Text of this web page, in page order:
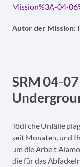
Mission%3A-04-
Autor der Mission:
SRM 04-
Tödliche Unfälle
seit Monaten, und
um die Arbeit
die für das